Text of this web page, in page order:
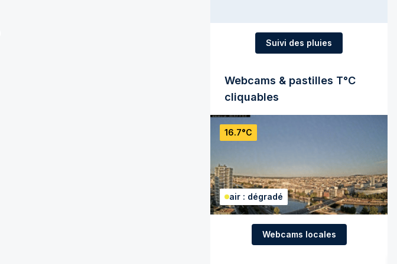
Suivi des pluies
Webcams & pastilles T°C
cliquables
16.7°C
air : dégradé
Webcams locales